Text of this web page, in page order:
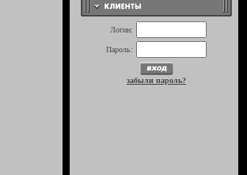
Логин:
Пароль:
забыли пароль?